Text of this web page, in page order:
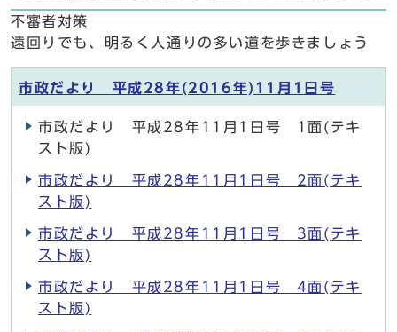
不審者対策
遠回りでも、明るく人通りの多い道を歩きましょう
市政だより 平成28年(2016年)11月1日号
市政だより 平成28年11月1日号 1面(テキ
スト版)
市政だより 平成28年11月1日号 2面(テキ
スト版)
市政だより 平成28年11月1日号 3面(テキ
スト版)
市政だより 平成28年11月1日号 4面(テキ
スト版)